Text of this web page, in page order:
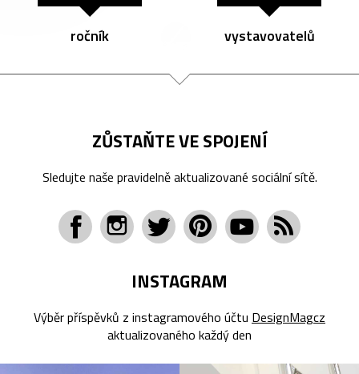
ročník vystavovatelů
ZŮSTAŇTE VE SPOJENÍ
Sledujte naše pravidelně aktualizované sociální sítě.
INSTAGRAM
Výběr příspěvků z instagramového účtu DesignMagcz
aktualizovaného každý den